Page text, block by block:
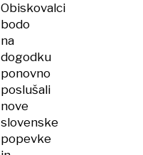
Obiskovalci
bodo
na
dogodku
ponovno
poslušali
nove
slovenske
popevke